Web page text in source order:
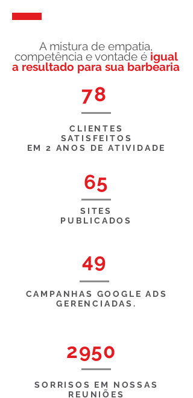
A mistura de empatia,
competência e vontade é igual
a resultado para sua barbearia
78
CLIENTES
SATISFEITOS
EM 2 ANOS DE ATIVIDADE
65
SITES
PUBLICADOS
49
CAMPANHAS GOOGLE ADS
GERENCIADAS.
2950
SORRISOS EM NOSSAS
REUNIÕES